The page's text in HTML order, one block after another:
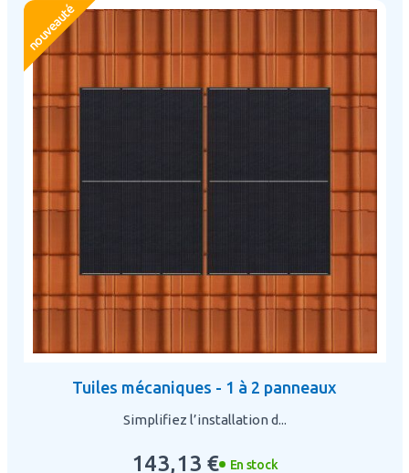
nouveauté
Tuiles mécaniques - 1 à 2 panneaux
Simplifiez l’installation d...
143,13 € En stock